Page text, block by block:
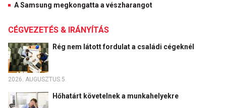
A Samsung megkongatta a vészharangot
CÉGVEZETÉS & IRÁNYÍTÁS
Rég nem látott fordulat a családi cégeknél
2026. AUGUSZTUS 5.
Hőhatárt követelnek a munkahelyekre